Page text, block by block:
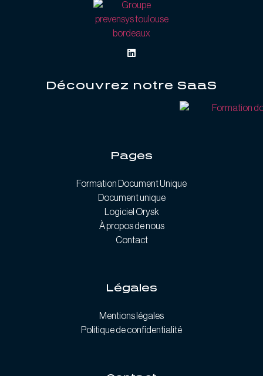
Découvrez notre SaaS
Pages
Formation Document Unique
Document unique
Logiciel Orysk
À propos de nous
Contact
Légales
Mentions légales
Politique de confidentialité